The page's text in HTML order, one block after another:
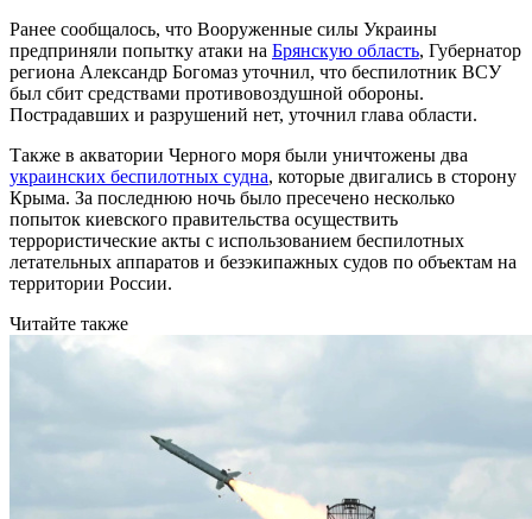
Ранее сообщалось, что Вооруженные силы Украины
предприняли попытку атаки на Брянскую область, Губернатор
региона Александр Богомаз уточнил, что беспилотник ВСУ
был сбит средствами противовоздушной обороны.
Пострадавших и разрушений нет, уточнил глава области.
Также в акватории Черного моря были уничтожены два
украинских беспилотных судна, которые двигались в сторону
Крыма. За последнюю ночь было пресечено несколько
попыток киевского правительства осуществить
террористические акты с использованием беспилотных
летательных аппаратов и безэкипажных судов по объектам на
территории России.
Читайте также